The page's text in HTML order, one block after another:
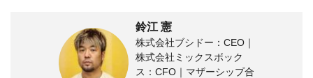
鈴江 憲
株式会社ブシドー：CEO｜
株式会社ミックスボック
ス：CFO｜マザーシップ合